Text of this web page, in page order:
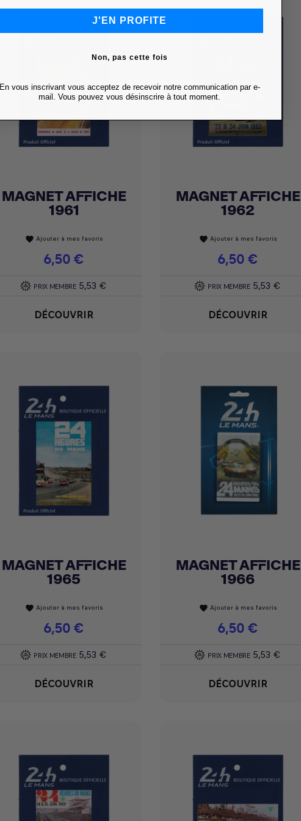
Achat express
MAGNET AFFICHE
1961
favorite Ajouter à mes favoris
Prix
6,50 €
PRIX MEMBRE 5,53 €
DÉCOUVRIR
Achat express
MAGNET AFFICHE
1962
favorite Ajouter à mes favoris
Prix
6,50 €
PRIX MEMBRE 5,53 €
DÉCOUVRIR
Achat express
MAGNET AFFICHE
1965
favorite Ajouter à mes favoris
Prix
6,50 €
PRIX MEMBRE 5,53 €
DÉCOUVRIR
Achat express
MAGNET AFFICHE
1966
favorite Ajouter à mes favoris
Prix
6,50 €
PRIX MEMBRE 5,53 €
DÉCOUVRIR
J'EN PROFITE
Non, pas cette fois
En vous inscrivant vous acceptez de recevoir notre communication par e-
mail. Vous pouvez vous désinscrire à tout moment.